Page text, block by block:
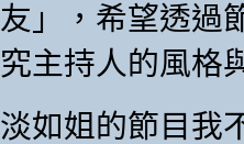
友」，希望透過
究主持人的風格
淡如姐的節目我